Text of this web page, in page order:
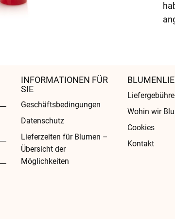
INFORMATIONEN FÜR
SIE
Geschäftsbedingungen
Datenschutz
Lieferzeiten für Blumen –
Übersicht der
Möglichkeiten
Wohin wir
Cookies
Kontakt